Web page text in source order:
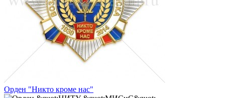
Орден "Никто кроме нас"